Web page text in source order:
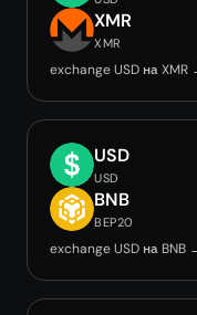
XMR
XMR
exchange USD на XMR
USD
USD
BNB
BEP20
exchange USD на BNB